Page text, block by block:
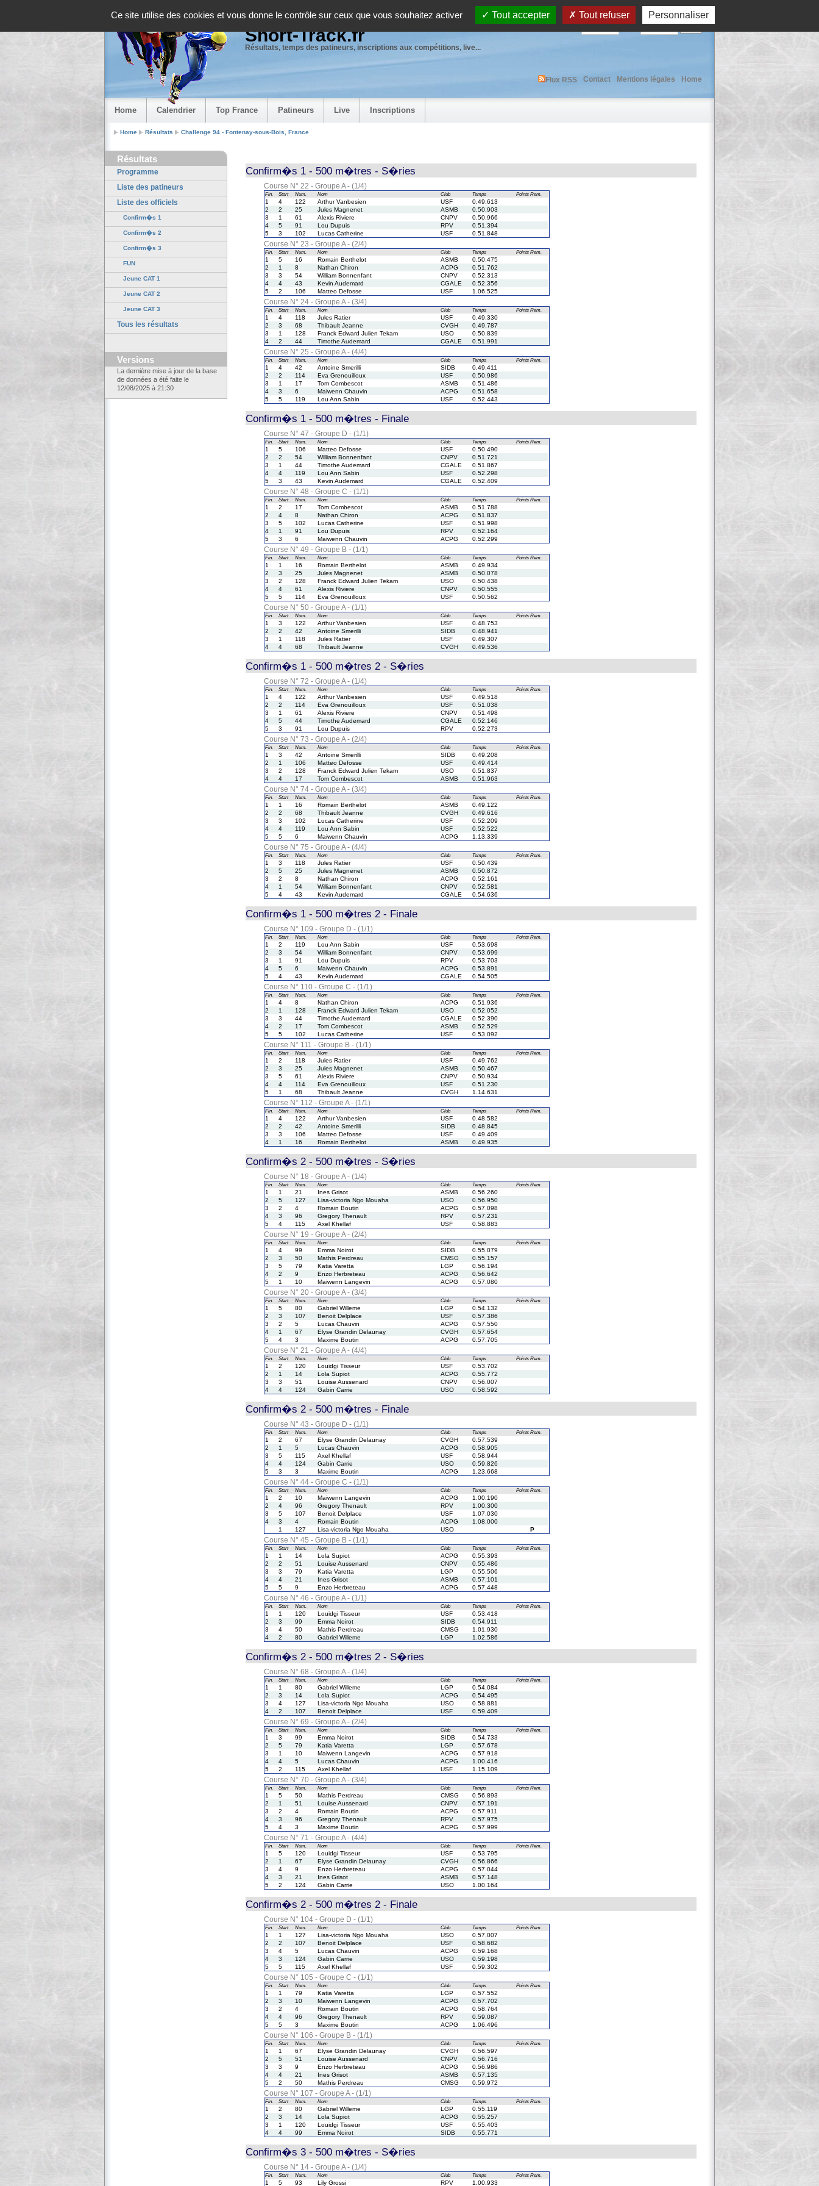
Ce site utilise des cookies et vous donne le contrôle sur ceux que vous souhaitez activer Tout accepter Tout refuser Personnaliser
Short-Track.fr
Résultats, temps des patineurs, inscriptions aux compétitions, live...
Home
Mentions légales
Contact
Flux RSS
Home Calendrier Top France Patineurs Live Inscriptions
Home Résultats Challenge 94 - Fontenay-sous-Bois, France
Résultats
Programme
Liste des patineurs
Liste des officiels
Confirm�s 1
Confirm�s 2
Confirm�s 3
FUN
Jeune CAT 1
Jeune CAT 2
Jeune CAT 3
Tous les résultats
Versions
La dernière mise à jour de la base
de données a été faite le
12/08/2025 à 21:30
Confirm�s 1 - 500 m�tres - S�ries
Course N° 22 - Groupe A - (1/4)
Fin. Start Num. Nom Club Temps Points Rem.
1 4 122 Arthur Vanbesien USF
0.49.613
2
2 25 Jules Magnenet ASMB
0.50.903
3
1 61 Alexis Riviere CNPV
0.50.966
4
5 91 Lou Dupuis RPV
0.51.394
5
3 102 Lucas Catherine USF 0.51.848
Course N° 23 - Groupe A - (2/4)
Fin. Start Num. Nom Club Temps Points Rem.
1 5 16 Romain Berthelot ASMB
0.50.475
2
1 8 Nathan Chiron ACPG
0.51.762
3
3 54 William Bonnenfant CNPV
0.52.313
4
4 43 Kevin Audemard CGALE
0.52.356
5
2 106 Matteo Defosse USF 1.06.525
Course N° 24 - Groupe A - (3/4)
Fin. Start Num. Nom Club Temps Points Rem.
1 4 118 Jules Ratier USF
0.49.330
2
3 68 Thibault Jeanne CVGH
0.49.787
3
1 128 Franck Edward Julien Tekam USO
0.50.839
4
2 44 Timothe Audemard CGALE 0.51.991
Course N° 25 - Groupe A - (4/4)
Fin. Start Num. Nom Club Temps Points Rem.
1 4 42 Antoine Smerilli SIDB
0.49.411
2
2 114 Eva Grenouilloux USF
0.50.986
3
1 17 Tom Combescot ASMB
0.51.486
4
3 6 Maiwenn Chauvin ACPG
0.51.658
5
5 119 Lou Ann Sabin USF 0.52.443
Confirm�s 1 - 500 m�tres - Finale
Course N° 47 - Groupe D - (1/1)
Fin. Start Num. Nom Club Temps Points Rem.
1 5 106 Matteo Defosse USF
0.50.490
2
2 54 William Bonnenfant CNPV
0.51.721
3
1 44 Timothe Audemard CGALE
0.51.867
4
4 119 Lou Ann Sabin USF
0.52.298
5
3 43 Kevin Audemard CGALE 0.52.409
Course N° 48 - Groupe C - (1/1)
Fin. Start Num. Nom Club Temps Points Rem.
1 2 17 Tom Combescot ASMB
0.51.788
2
4 8 Nathan Chiron ACPG
0.51.837
3
5 102 Lucas Catherine USF
0.51.998
4
1 91 Lou Dupuis RPV
0.52.164
5
3 6 Maiwenn Chauvin ACPG 0.52.299
Course N° 49 - Groupe B - (1/1)
Fin. Start Num. Nom Club Temps Points Rem.
1 1 16 Romain Berthelot ASMB
0.49.934
2
3 25 Jules Magnenet ASMB
0.50.078
3
2 128 Franck Edward Julien Tekam USO
0.50.438
4
4 61 Alexis Riviere CNPV
0.50.555
5
5 114 Eva Grenouilloux USF 0.50.562
Course N° 50 - Groupe A - (1/1)
Fin. Start Num. Nom Club Temps Points Rem.
1 3 122 Arthur Vanbesien USF
0.48.753
2
2 42 Antoine Smerilli SIDB
0.48.941
3
1 118 Jules Ratier USF
0.49.307
4
4 68 Thibault Jeanne CVGH 0.49.536
Confirm�s 1 - 500 m�tres 2 - S�ries
Course N° 72 - Groupe A - (1/4)
Fin. Start Num. Nom Club Temps Points Rem.
1 4 122 Arthur Vanbesien USF
0.49.518
2
2 114 Eva Grenouilloux USF
0.51.038
3
1 61 Alexis Riviere CNPV
0.51.498
4
5 44 Timothe Audemard CGALE
0.52.146
5
3 91 Lou Dupuis RPV 0.52.273
Course N° 73 - Groupe A - (2/4)
Fin. Start Num. Nom Club Temps Points Rem.
1 3 42 Antoine Smerilli SIDB
0.49.208
2
1 106 Matteo Defosse USF
0.49.414
3
2 128 Franck Edward Julien Tekam USO
0.51.837
4
4 17 Tom Combescot ASMB 0.51.963
Course N° 74 - Groupe A - (3/4)
Fin. Start Num. Nom Club Temps Points Rem.
1 1 16 Romain Berthelot ASMB
0.49.122
2
2 68 Thibault Jeanne CVGH
0.49.616
3
3 102 Lucas Catherine USF
0.52.209
4
4 119 Lou Ann Sabin USF
0.52.522
5
5 6 Maiwenn Chauvin ACPG 1.13.339
Course N° 75 - Groupe A - (4/4)
Fin. Start Num. Nom Club Temps Points Rem.
1 3 118 Jules Ratier USF
0.50.439
2
5 25 Jules Magnenet ASMB
0.50.872
3
2 8 Nathan Chiron ACPG
0.52.161
4
1 54 William Bonnenfant CNPV
0.52.581
5
4 43 Kevin Audemard CGALE 0.54.636
Confirm�s 1 - 500 m�tres 2 - Finale
Course N° 109 - Groupe D - (1/1)
Fin. Start Num. Nom Club Temps Points Rem.
1 2 119 Lou Ann Sabin USF
0.53.698
2
3 54 William Bonnenfant CNPV
0.53.699
3
1 91 Lou Dupuis RPV
0.53.703
4
5 6 Maiwenn Chauvin ACPG
0.53.891
5
4 43 Kevin Audemard CGALE 0.54.505
Course N° 110 - Groupe C - (1/1)
Fin. Start Num. Nom Club Temps Points Rem.
1 4 8 Nathan Chiron ACPG
0.51.936
2
1 128 Franck Edward Julien Tekam USO
0.52.052
3
3 44 Timothe Audemard CGALE
0.52.390
4
2 17 Tom Combescot ASMB
0.52.529
5
5 102 Lucas Catherine USF 0.53.092
Course N° 111 - Groupe B - (1/1)
Fin. Start Num. Nom Club Temps Points Rem.
1 2 118 Jules Ratier USF
0.49.762
2
3 25 Jules Magnenet ASMB
0.50.467
3
5 61 Alexis Riviere CNPV
0.50.934
4
4 114 Eva Grenouilloux USF
0.51.230
5
1 68 Thibault Jeanne CVGH 1.14.631
Course N° 112 - Groupe A - (1/1)
Fin. Start Num. Nom Club Temps Points Rem.
1 4 122 Arthur Vanbesien USF
0.48.582
2
2 42 Antoine Smerilli SIDB
0.48.845
3
3 106 Matteo Defosse USF
0.49.409
4
1 16 Romain Berthelot ASMB 0.49.935
Confirm�s 2 - 500 m�tres - S�ries
Course N° 18 - Groupe A - (1/4)
Fin. Start Num. Nom Club Temps Points Rem.
1 1 21 Ines Grisot ASMB
0.56.260
2
5 127 Lisa-victoria Ngo Mouaha USO
0.56.950
3
2 4 Romain Boutin ACPG
0.57.098
4
3 96 Gregory Thenault RPV
0.57.231
5
4 115 Axel Khellaf USF 0.58.883
Course N° 19 - Groupe A - (2/4)
Fin. Start Num. Nom Club Temps Points Rem.
1 4 99 Emma Noirot SIDB
0.55.079
2
3 50 Mathis Perdreau CMSG
0.55.157
3
5 79 Katia Varetta LGP
0.56.194
4
2 9 Enzo Herbreteau ACPG
0.56.642
5
1 10 Maiwenn Langevin ACPG 0.57.080
Course N° 20 - Groupe A - (3/4)
Fin. Start Num. Nom Club Temps Points Rem.
1 5 80 Gabriel Willeme LGP
0.54.132
2
3 107 Benoit Delplace USF
0.57.386
3
2 5 Lucas Chauvin ACPG
0.57.550
4
1 67 Elyse Grandin Delaunay CVGH
0.57.654
5
4 3 Maxime Boutin ACPG 0.57.705
Course N° 21 - Groupe A - (4/4)
Fin. Start Num. Nom Club Temps Points Rem.
1 2 120 Louidgi Tisseur USF
0.53.702
2
1 14 Lola Supiot ACPG
0.55.772
3
3 51 Louise Aussenard CNPV
0.56.007
4
4 124 Gabin Carrie USO 0.58.592
Confirm�s 2 - 500 m�tres - Finale
Course N° 43 - Groupe D - (1/1)
Fin. Start Num. Nom Club Temps Points Rem.
1 2 67 Elyse Grandin Delaunay CVGH
0.57.539
2
1 5 Lucas Chauvin ACPG
0.58.905
3
5 115 Axel Khellaf USF
0.58.944
4
4 124 Gabin Carrie USO
0.59.826
5
3 3 Maxime Boutin ACPG 1.23.668
Course N° 44 - Groupe C - (1/1)
Fin. Start Num. Nom Club Temps Points Rem.
1 2 10 Maiwenn Langevin ACPG
1.00.190
2
4 96 Gregory Thenault RPV
1.00.300
3
5 107 Benoit Delplace USF
1.07.030
4
3 4 Romain Boutin ACPG
1.08.000
1
127 Lisa-victoria Ngo Mouaha USO P
Course N° 45 - Groupe B - (1/1)
Fin. Start Num. Nom Club Temps Points Rem.
1 1 14 Lola Supiot ACPG
0.55.393
2
2 51 Louise Aussenard CNPV
0.55.486
3
3 79 Katia Varetta LGP
0.55.506
4
4 21 Ines Grisot ASMB
0.57.101
5
5 9 Enzo Herbreteau ACPG 0.57.448
Course N° 46 - Groupe A - (1/1)
Fin. Start Num. Nom Club Temps Points Rem.
1 1 120 Louidgi Tisseur USF
0.53.418
2
3 99 Emma Noirot SIDB
0.54.911
3
4 50 Mathis Perdreau CMSG
1.01.930
4
2 80 Gabriel Willeme LGP 1.02.586
Confirm�s 2 - 500 m�tres 2 - S�ries
Course N° 68 - Groupe A - (1/4)
Fin. Start Num. Nom Club Temps Points Rem.
1 1 80 Gabriel Willeme LGP
0.54.084
2
3 14 Lola Supiot ACPG
0.54.495
3
4 127 Lisa-victoria Ngo Mouaha USO
0.58.881
4
2 107 Benoit Delplace USF 0.59.409
Course N° 69 - Groupe A - (2/4)
Fin. Start Num. Nom Club Temps Points Rem.
1 3 99 Emma Noirot SIDB
0.54.733
2
5 79 Katia Varetta LGP
0.57.678
3
1 10 Maiwenn Langevin ACPG
0.57.918
4
4 5 Lucas Chauvin ACPG
1.00.416
5
2 115 Axel Khellaf USF 1.15.109
Course N° 70 - Groupe A - (3/4)
Fin. Start Num. Nom Club Temps Points Rem.
1 5 50 Mathis Perdreau CMSG
0.56.893
2
1 51 Louise Aussenard CNPV
0.57.191
3
2 4 Romain Boutin ACPG
0.57.911
4
3 96 Gregory Thenault RPV
0.57.975
5
4 3 Maxime Boutin ACPG 0.57.999
Course N° 71 - Groupe A - (4/4)
Fin. Start Num. Nom Club Temps Points Rem.
1 5 120 Louidgi Tisseur USF
0.53.795
2
1 67 Elyse Grandin Delaunay CVGH
0.56.866
3
4 9 Enzo Herbreteau ACPG
0.57.044
4
3 21 Ines Grisot ASMB
0.57.148
5
2 124 Gabin Carrie USO 1.00.164
Confirm�s 2 - 500 m�tres 2 - Finale
Course N° 104 - Groupe D - (1/1)
Fin. Start Num. Nom Club Temps Points Rem.
1 1 127 Lisa-victoria Ngo Mouaha USO
0.57.007
2
2 107 Benoit Delplace USF
0.58.682
3
4 5 Lucas Chauvin ACPG
0.59.168
4
3 124 Gabin Carrie USO
0.59.198
5
5 115 Axel Khellaf USF 0.59.302
Course N° 105 - Groupe C - (1/1)
Fin. Start Num. Nom Club Temps Points Rem.
1 1 79 Katia Varetta LGP
0.57.552
2
3 10 Maiwenn Langevin ACPG
0.57.702
3
2 4 Romain Boutin ACPG
0.58.764
4
4 96 Gregory Thenault RPV
0.59.087
5
5 3 Maxime Boutin ACPG 1.06.496
Course N° 106 - Groupe B - (1/1)
Fin. Start Num. Nom Club Temps Points Rem.
1 1 67 Elyse Grandin Delaunay CVGH
0.56.597
2
5 51 Louise Aussenard CNPV
0.56.716
3
3 9 Enzo Herbreteau ACPG
0.56.986
4
4 21 Ines Grisot ASMB
0.57.135
5
2 50 Mathis Perdreau CMSG 0.59.972
Course N° 107 - Groupe A - (1/1)
Fin. Start Num. Nom Club Temps Points Rem.
1 2 80 Gabriel Willeme LGP
0.55.119
2
3 14 Lola Supiot ACPG
0.55.257
3
1 120 Louidgi Tisseur USF
0.55.403
4
4 99 Emma Noirot SIDB 0.55.771
Confirm�s 3 - 500 m�tres - S�ries
Course N° 14 - Groupe A - (1/4)
Fin. Start Num. Nom Club Temps Points Rem.
1 5 93 Lily Grossi RPV 1.00.933